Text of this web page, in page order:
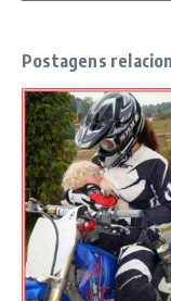
Postagens